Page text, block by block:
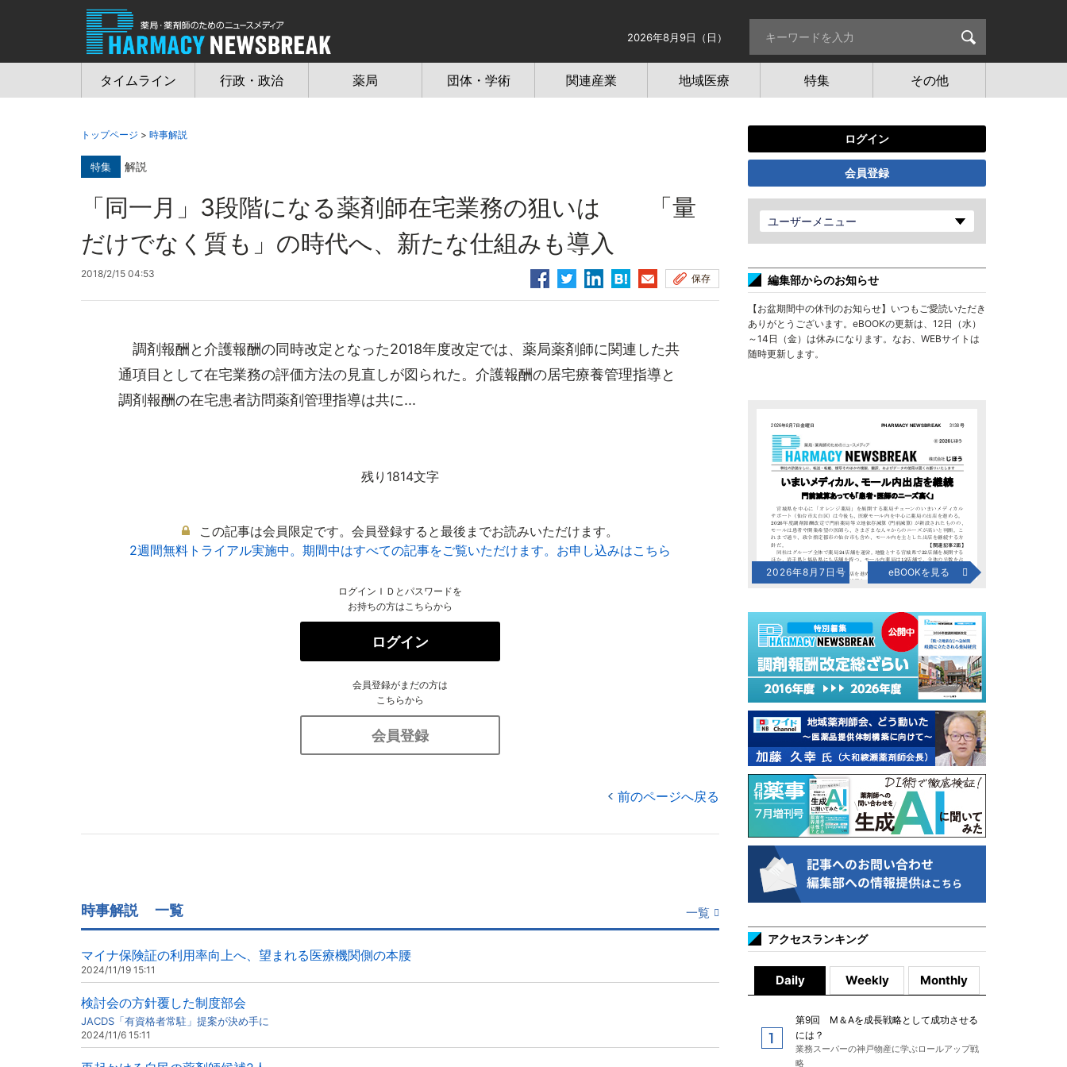
2026年8月9日（日）
タイムライン 行政・政治 薬局 団体・学術 関連産業 地域医療 特集 その他
トップページ > 時事解説
特集 解説
「同一月」3段階になる薬剤師在宅業務の狙いは 「量
だけでなく質も」の時代へ、新たな仕組みも導入
2018/2/15 04:53 保存
調剤報酬と介護報酬の同時改定となった2018年度改定では、薬局薬剤師に関連した共
通項目として在宅業務の評価方法の見直しが図られた。介護報酬の居宅療養管理指導と
調剤報酬の在宅患者訪問薬剤管理指導は共に...
残り1814文字
この記事は会員限定です。会員登録すると最後までお読みいただけます。
2週間無料トライアル実施中。期間中はすべての記事をご覧いただけます。お申し込みはこちら
ログインＩＤとパスワードを
お持ちの方はこちらから
ログイン
会員登録がまだの方は
こちらから
会員登録
前のページへ戻る
時事解説 一覧 一覧
マイナ保険証の利用率向上へ、望まれる医療機関側の本腰
2024/11/19 15:11
検討会の方針覆した制度部会
JACDS「有資格者常駐」提案が決め手に
2024/11/6 15:11
ログイン
会員登録
ユーザーメニュー
編集部からのお知らせ
【お盆期間中の休刊のお知らせ】いつもご愛読いただき
ありがとうございます。eBOOKの更新は、12日（水）
～14日（金）は休みになります。なお、WEBサイトは
随時更新します。
2026年8月7日号 eBOOKを見る
アクセスランキング
Daily Weekly Monthly
第9回 M＆Aを成長戦略として成功させる
には？
業務スーパーの神戸物産に学ぶロールアップ戦
略